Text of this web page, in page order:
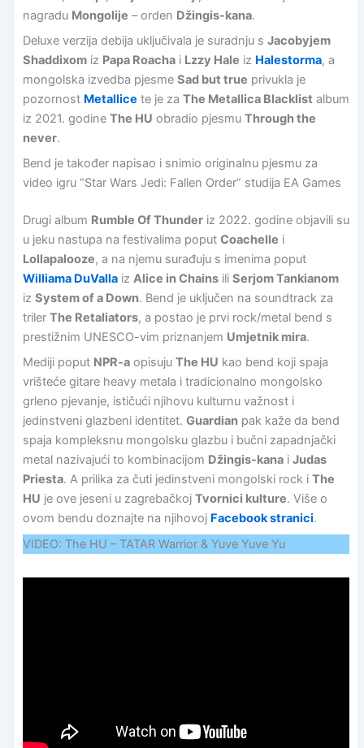
nagradu Mongolije – orden Džingis-kana.
Deluxe verzija debija uključivala je suradnju s Jacobyjem
Shaddixomiz Papa Roachai Lzzy Hale iz Halestorma, a
mongolska izvedba pjesme Sad but true privukla je
pozornost Metallice te je za The Metallica Blacklist album
iz 2021. godine The HU obradio pjesmu Through the
never.
Bend je također napisao i snimio originalnu pjesmu za
video igru “Star Wars Jedi: Fallen Order” studija EA Games
Drugi album Rumble Of Thunderiz 2022. godine objavili su
u jeku nastupa na festivalima poput Coachelle i
Lollapalooze, a na njemu surađuju s imenima poput
Williama DuVallaiz Alice in Chainsili Serjom Tankianom
iz System of a Down. Bend je uključen na soundtrack za
triler The Retaliators, a postao je prvi rock/metal bend s
prestižnim UNESCO-vim priznanjem Umjetnik mira.
Mediji poput NPR-aopisuju The HU kao bend koji spaja
vrišteće gitare heavy metala i tradicionalno mongolsko
grleno pjevanje, ističući njihovu kulturnu važnost i
jedinstveni glazbeni identitet. Guardianpak kaže da bend
spaja kompleksnu mongolsku glazbu i bučni zapadnjački
metal nazivajući to kombinacijom Džingis-kanai Judas
Priesta. A prilika za čuti jedinstveni mongolski rock i The
HU je ove jeseni u zagrebačkoj Tvornici kulture. Više o
ovom bendu doznajte na njihovoj Facebook stranici.
VIDEO: The HU – TATAR Warrior & Yuve Yuve Yu